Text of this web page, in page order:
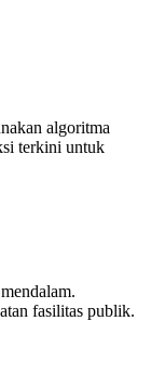
algoritma
terkini untuk
fasilitas publik.